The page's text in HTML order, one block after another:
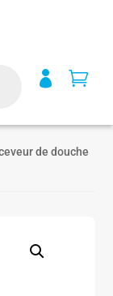
 
de douche